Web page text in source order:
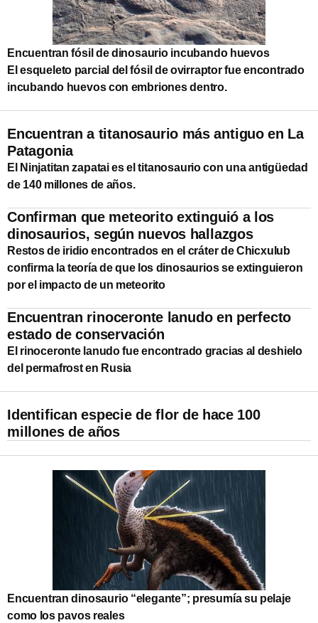
Encuentran fósil de dinosaurio incubando huevos
El esqueleto parcial del fósil de ovirraptor fue encontrado
incubando huevos con embriones dentro.
Encuentran a titanosaurio más antiguo en La
Patagonia
El Ninjatitan zapatai es el titanosaurio con una antigüedad
de 140 millones de años.
Confirman que meteorito extinguió a los
dinosaurios, según nuevos hallazgos
Restos de iridio encontrados en el cráter de Chicxulub
confirma la teoría de que los dinosaurios se extinguieron
por el impacto de un meteorito
Encuentran rinoceronte lanudo en perfecto
estado de conservación
El rinoceronte lanudo fue encontrado gracias al deshielo
del permafrost en Rusia
Identifican especie de flor de hace 100
millones de años
Encuentran dinosaurio “elegante”; presumía su pelaje
como los pavos reales